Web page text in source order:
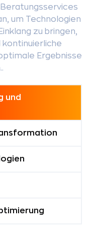
um Technologien
zu bringen,
kontinuierliche
Ergebnisse
und